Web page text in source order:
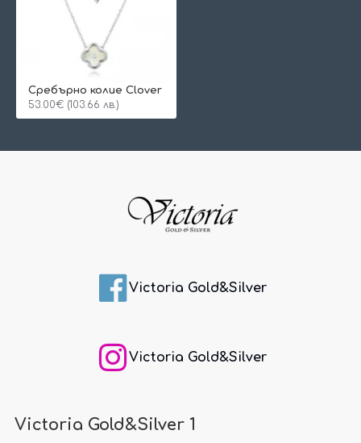
Сребърно колие Clover
53.00€ (103.66 лв.)
Victoria Gold&Silver
Victoria Gold&Silver
Victoria Gold&Silver 1